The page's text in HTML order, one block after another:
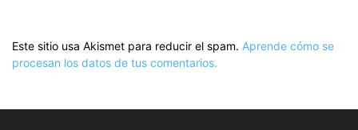
Este sitio usa Akismet para reducir el spam. Aprende cómo se
procesan los datos de tus comentarios.